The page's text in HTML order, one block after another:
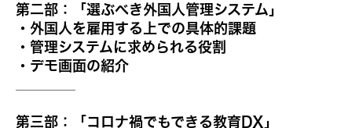
第二部：「選ぶべき外国人管理システム」
・外国人を雇用する上での具体的課題
・管理システムに求められる役割
・デモ画面の紹介
第三部：「コロナ禍でもできる教育DX」